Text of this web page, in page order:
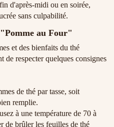
d'après-midi ou en soirée,
sans culpabilité.
au Four"
et des bienfaits du thé
respecter quelques consignes
de thé par tasse, soit
remplie.
à une température de 70 à
de brûler les feuilles de thé